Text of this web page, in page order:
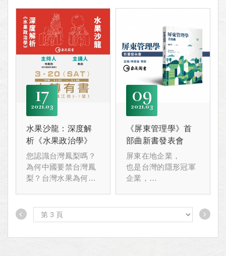
17
03
2021
水果沙龍：深度解
析《水果政治學》
您認識台灣鳳梨嗎？
為何中國要禁台灣鳳
梨？台灣水果為何沾
後，還會面臨哪些問
題？
09
03
2021
《屏東管理學》首
部曲新書發表會
屏東在地企業，
也是台灣的隱形冠軍
企業，
並善盡在地企業能
力，